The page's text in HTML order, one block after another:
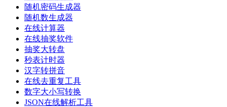
随机密码生成器
随机数生成器
在线计算器
在线抽奖软件
抽奖大转盘
秒表计时器
汉字转拼音
在线去重复工具
数字大小写转换
JSON在线解析工具